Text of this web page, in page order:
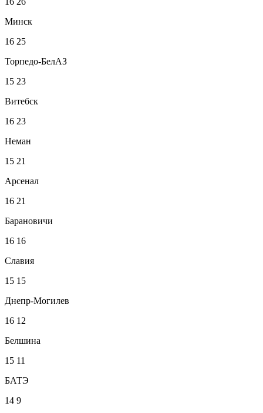
Минск
16 25
Торпедо-БелАЗ
15 23
Витебск
16 23
Неман
15 21
Арсенал
16 21
Барановичи
16 16
Славия
15 15
Днепр-Могилев
16 12
Белшина
15 11
БАТЭ
14 9